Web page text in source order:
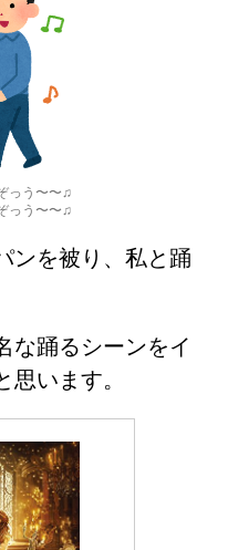
っう〜〜♫
っう〜〜♫
ンを被り、私と踊
な踊るシーンをイ
います。